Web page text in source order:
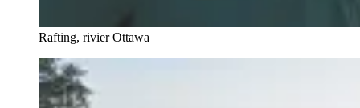
Rafting, rivier Ottawa